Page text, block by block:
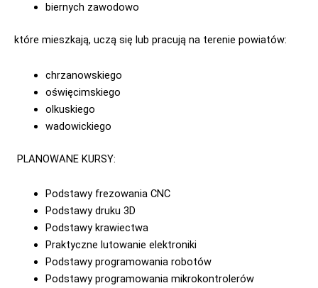
biernych zawodowo
które mieszkają, uczą się lub pracują na terenie powiatów:
chrzanowskiego
oświęcimskiego
olkuskiego
wadowickiego
PLANOWANE KURSY:
Podstawy frezowania CNC
Podstawy druku 3D
Podstawy krawiectwa
Praktyczne lutowanie elektroniki
Podstawy programowania robotów
Podstawy programowania mikrokontrolerów